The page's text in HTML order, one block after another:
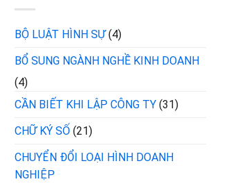
BỘ LUẬT HÌNH SỰ(4)
BỔ SUNG NGÀNH NGHỀ KINH DOANH
(4)
CẦN BIẾT KHI LẬP CÔNG TY (31)
CHỮ KÝ SỐ (21)
CHUYỂN ĐỔI LOẠI HÌNH DOANH
NGHIỆP